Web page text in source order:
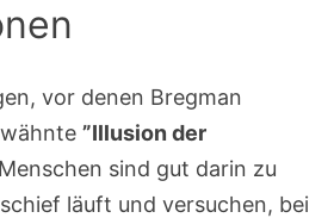
vor denen Bregman
”Illusion der
sind gut darin zu
läuft und versuchen, bei